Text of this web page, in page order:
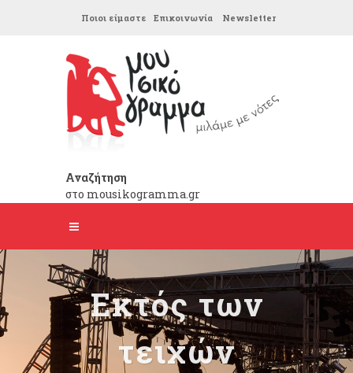
Ποιοι είμαστε Επικοινωνία Newsletter
Αναζήτηση
στο mousikogramma.gr
Εκτός των
τειχών